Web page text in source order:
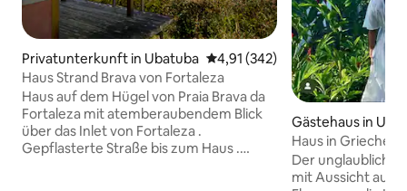
Privatunterkunft in Ubatuba Durchschnittliche Bewertung:
4,91 (342)
Haus Strand Brava von Fortaleza
Haus auf dem Hügel von Praia Brava da
Fortaleza mit atemberaubendem Blick
über das Inlet von Fortaleza .
Gepflasterte Straße bis zum Haus .
Gästehaus in
Haus in
Promontory Site
Der
mit Aussicht auf